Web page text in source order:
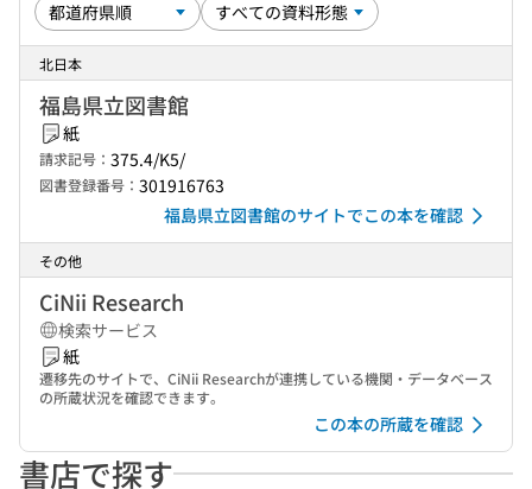
北日本
福島県立図書館
紙
請求記号： 375.4/K5/
図書登録番号： 301916763
福島県立図書館のサイトでこの本を確認
その他
CiNii Research
検索サービス
紙
遷移先のサイトで、CiNii Researchが連携している機関・データベース
の所蔵状況を確認できます。
この本の所蔵を確認
書店で探す